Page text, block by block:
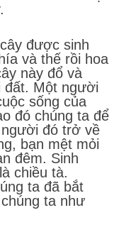
được sinh
và thế rồi hoa
này đổ và
đất. Một người
sống của
đó chúng ta để
đó trở về
bạn mệt mỏi
đêm. Sinh
chiều tà.
ta đã bắt
ta như